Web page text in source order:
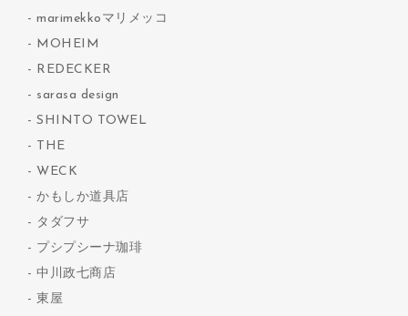
marimekkoマリメッコ
MOHEIM
REDECKER
sarasa design
SHINTO TOWEL
THE
WECK
かもしか道具店
タダフサ
プシプシーナ珈琲
中川政七商店
東屋